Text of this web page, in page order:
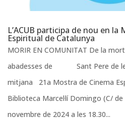
L’ACUB participa de nou en la
Espiritual de Catalunya
MORIR EN COMUNITAT De la
abadesses de Sant Pere de les
mitjana 21a Mostra de Cinema
Biblioteca Marcel·lí Domingo (C/
novembre de 2024 a les 18.30...